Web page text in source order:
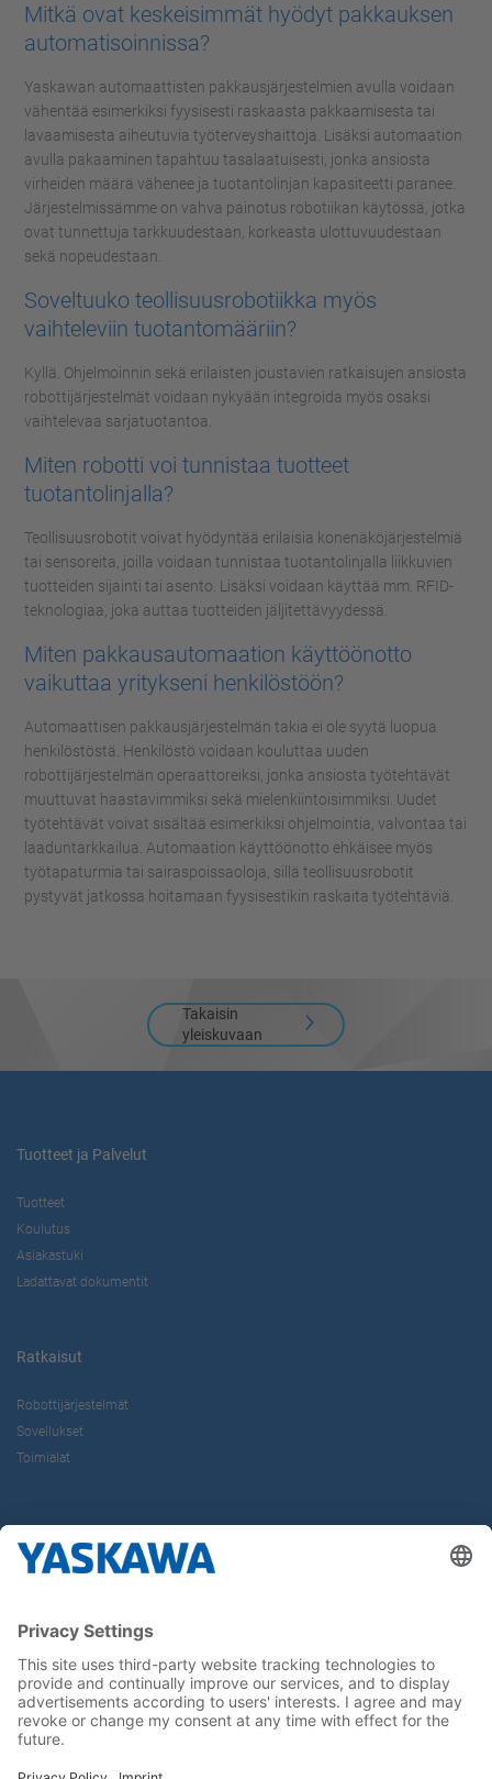
Mitkä ovat keskeisimmät hyödyt pakkauksen
automatisoinnissa?
Yaskawan automaattisten pakkausjärjestelmien avulla voidaan
vähentää esimerkiksi fyysisesti raskaasta pakkaamisesta tai
lavaamisesta aiheutuvia työterveyshaittoja. Lisäksi automaation
avulla pakaaminen tapahtuu tasalaatuisesti, jonka ansiosta
virheiden määrä vähenee ja tuotantolinjan kapasiteetti paranee.
Järjestelmissämme on vahva painotus robotiikan käytössä, jotka
ovat tunnettuja tarkkuudestaan, korkeasta ulottuvuudestaan
sekä nopeudestaan.
Soveltuuko teollisuusrobotiikka myös
vaihteleviin tuotantomääriin?
Kyllä. Ohjelmoinnin sekä erilaisten joustavien ratkaisujen ansiosta
robottijärjestelmät voidaan nykyään integroida myös osaksi
vaihtelevaa sarjatuotantoa.
Miten robotti voi tunnistaa tuotteet
tuotantolinjalla?
Teollisuusrobotit voivat hyödyntää erilaisia konenäköjärjestelmiä
tai sensoreita, joilla voidaan tunnistaa tuotantolinjalla liikkuvien
tuotteiden sijainti tai asento. Lisäksi voidaan käyttää mm. RFID-
teknologiaa, joka auttaa tuotteiden jäljitettävyydessä.
Miten pakkausautomaation käyttöönotto
vaikuttaa yritykseni henkilöstöön?
Automaattisen pakkausjärjestelmän takia ei ole syytä luopua
henkilöstöstä. Henkilöstö voidaan kouluttaa uuden
robottijärjestelmän operaattoreiksi, jonka ansiosta työtehtävät
muuttuvat haastavimmiksi sekä mielenkiintoisimmiksi. Uudet
työtehtävät voivat sisältää esimerkiksi ohjelmointia, valvontaa tai
laaduntarkkailua. Automaation käyttöönotto ehkäisee myös
työtapaturmia tai sairaspoissaoloja, sillä teollisuusrobotit
pystyvät jatkossa hoitamaan fyysisestikin raskaita työtehtäviä.
Takaisin
yleiskuvaan
Tuotteet ja Palvelut
Tuotteet
Koulutus
Asiakastuki
Ladattavat dokumentit
Ratkaisut
Robottijärjestelmät
Sovellukset
Toimialat
Yaskawa työpaikkana
Seuraa meitä..